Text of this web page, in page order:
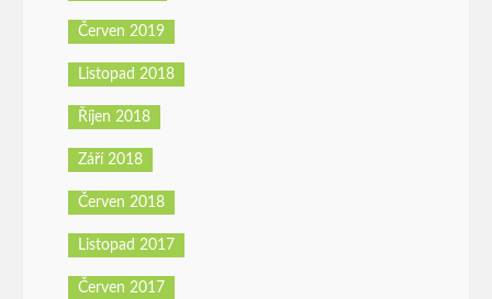
Červen 2019
Listopad 2018
Říjen 2018
Září 2018
Červen 2018
Listopad 2017
Červen 2017